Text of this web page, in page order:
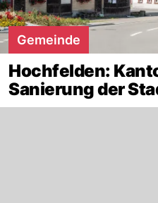
Gemeinde
Hochfelden:
Sanierung der